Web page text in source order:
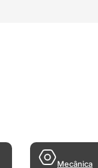
Mecânica